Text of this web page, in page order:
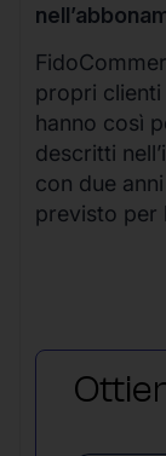
propri clienti
hanno così
descritti
con due
previsto per